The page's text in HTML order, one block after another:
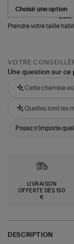
Prendre votre taille
VOTRE
Une question sur ce
Cette chemise
Quelles sont les
LIVRAISON
OFFERTE DÈS 150
€
DESCRIPTION